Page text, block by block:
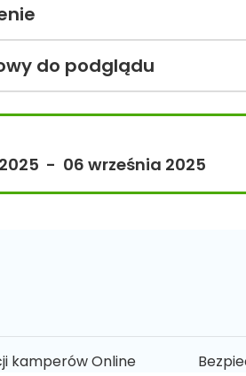
do podglądu
- 06 września 2025
kamperów Online